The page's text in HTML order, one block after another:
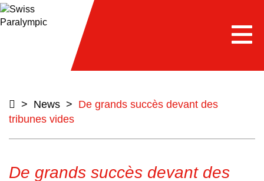
> News > De grands succès devant des
tribunes vides
De grands succès devant des